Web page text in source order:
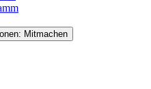
Mitmachen